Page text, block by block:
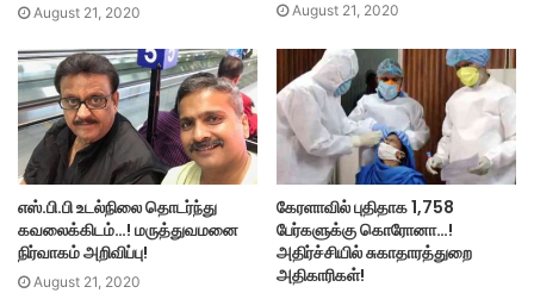
August 21, 2020 August 21, 2020
எஸ்.பி.பி உடல்நிலை தொடர்ந்து
கவலைக்கிடம்…! மருத்துவமனை
நிர்வாகம் அறிவிப்பு!
August 21, 2020
கேரளாவில் புதிதாக 1,758
பேர்களுக்கு கொரோனா…!
அதிர்ச்சியில் சுகாதாரத்துறை
அதிகாரிகள்!